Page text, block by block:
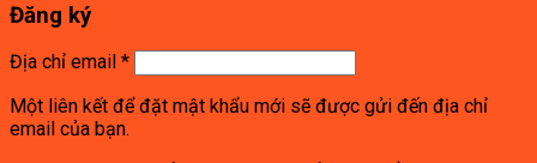
Đăng ký
Địa chỉ email *
Một liên kết để đặt mật khẩu mới sẽ được gửi đến địa chỉ
email của bạn.